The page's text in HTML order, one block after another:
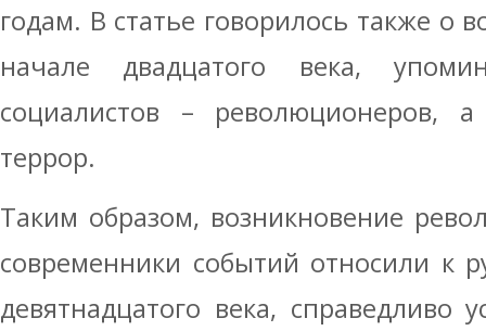
годам. В статье говорилось также о
начале двадцатого века,
социалистов – революционеров,
террор.
Таким образом, возникновение
современники событий относили к
девятнадцатого века, справедливо